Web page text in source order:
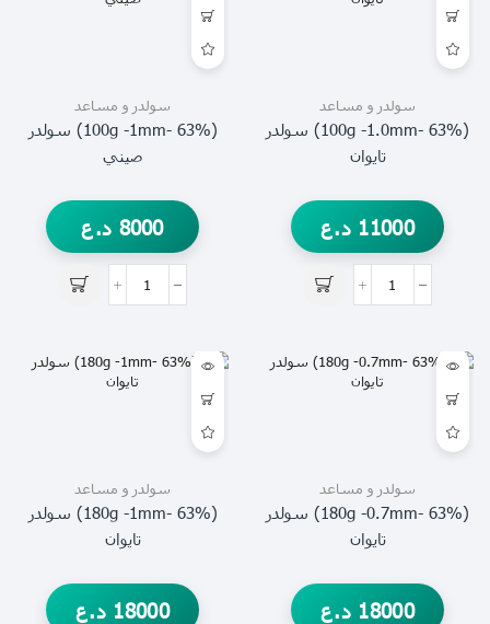
سولدر و مساعد
(63% -100g -1.0mm) سولدر
تايوان
11000 د.ع
سولدر و مساعد
(63% -100g -1mm) سولدر
صيني
8000 د.ع
سولدر و مساعد
(63% -180g -0.7mm) سولدر
تايوان
18000 د.ع
سولدر و مساعد
(63% -180g -1mm) سولدر
تايوان
18000 د.ع